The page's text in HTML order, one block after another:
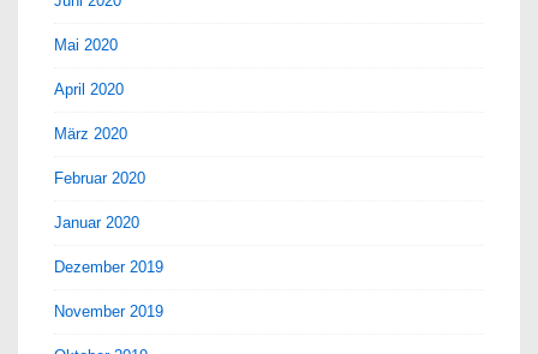
Mai 2020
April 2020
März 2020
Februar 2020
Januar 2020
Dezember 2019
November 2019